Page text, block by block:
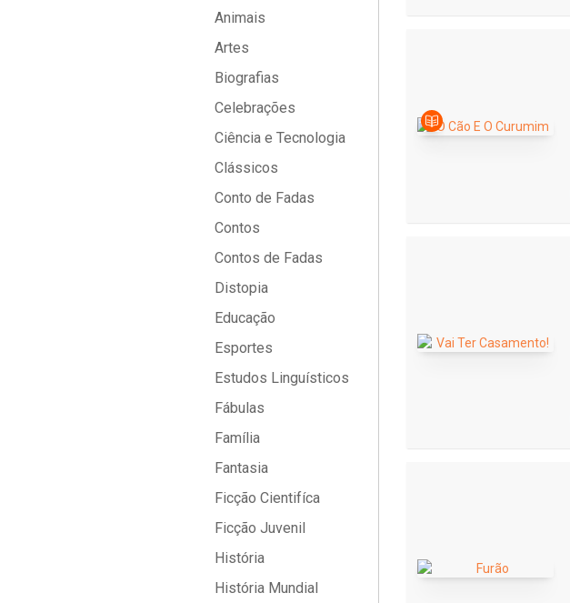
Animais
Artes
Biografias
Celebrações
Ciência e Tecnologia
Clássicos
Conto de Fadas
Contos
Contos de Fadas
Distopia
Educação
Esportes
Estudos Linguísticos
Fábulas
Família
Fantasia
Ficção Cientifíca
Ficção Juvenil
História
História Mundial